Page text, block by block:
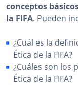
conceptos
la FIFA. Pueden
¿Cuál es la
Ética de la FIFA?
¿Cuáles son los
Ética de la FIFA?